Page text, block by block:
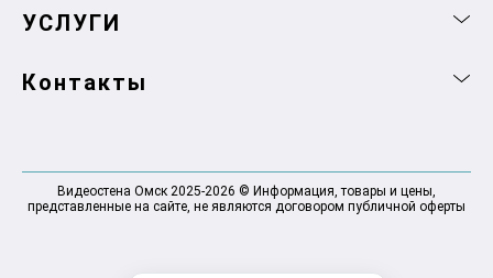
УСЛУГИ
Контакты
Видеостена Омск 2025-2026 © Информация, товары и цены,
представленные на сайте, не являются договором публичной оферты